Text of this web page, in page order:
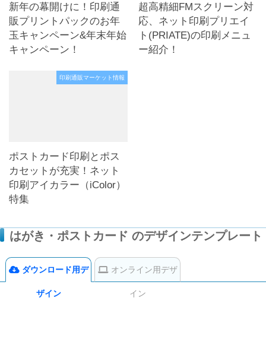
新年の幕開けに！印刷通
販プリントパックのお年
玉キャンペーン&年末年始
キャンペーン！
超高精細FMスクリーン対
応、ネット印刷プリエイ
ト(PRIATE)の印刷メニュ
ー紹介！
印刷通販マーケット情報
ポストカード印刷とポス
カセットが充実！ネット
印刷アイカラー（iColor）
特集
はがき・ポストカード のデザインテンプレート
ダウンロード用デ
ザイン
オンライン用デザ
イン